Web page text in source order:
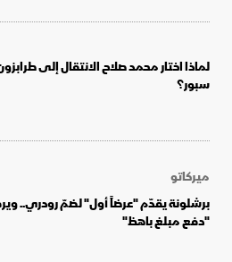
لماذا اختار محمد صلاح الانتقال إلى
سبور؟
ميركاتو
برشلونة يقدّم "عرضاً أول" لضمّ رودري..
"دفع مبلغ باهظ"